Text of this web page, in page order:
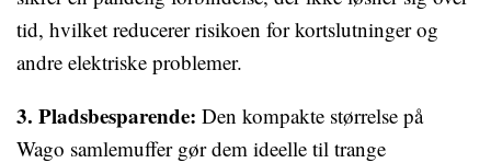
tid, hvilket reducerer risikoen for kortslutninger og
andre elektriske problemer.
3. Pladsbesparende: Den kompakte størrelse på
Wago samlemuffer gør dem ideelle til trange